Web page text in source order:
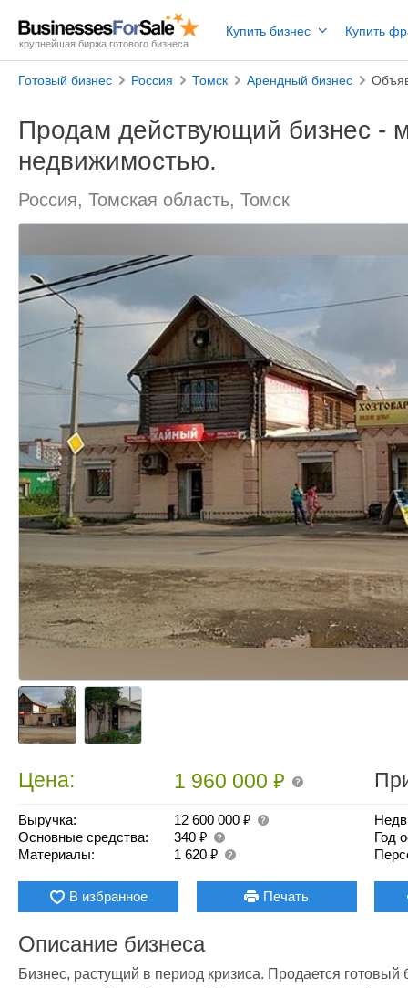
крупнейшая биржа готового бизнеса
Купить бизнес Купить
Готовый бизнес Россия Томск Арендный бизнес
Продам действующий бизнес -
недвижимостью.
Россия, Томская область, Томск
Цена: 1 960 000₽
Выручка: 12 600 000₽
Основные средства: 340₽
Материалы: 1 620₽
Год
В избранное Печать
Описание бизнеса
Бизнес, растущий в период кризиса. Продается